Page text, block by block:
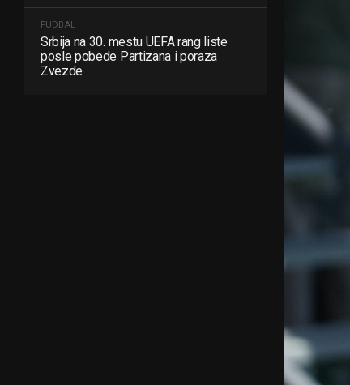
FUDBAL
Srbija na 30. mestu UEFA rang liste
posle pobede Partizana i poraza
Zvezde